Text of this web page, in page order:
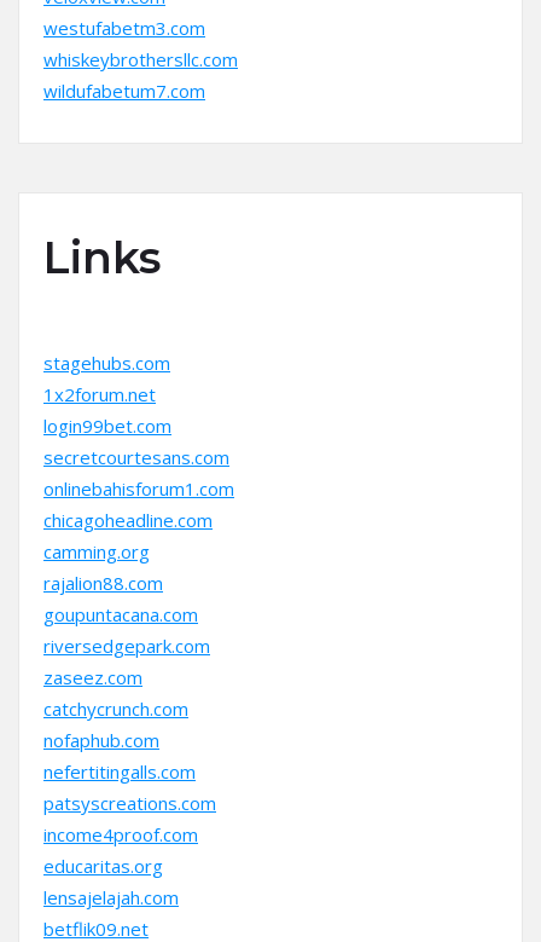
westufabetm3.com
whiskeybrothersllc.com
wildufabetum7.com
Links
stagehubs.com
1x2forum.net
login99bet.com
secretcourtesans.com
onlinebahisforum1.com
chicagoheadline.com
camming.org
rajalion88.com
goupuntacana.com
riversedgepark.com
zaseez.com
catchycrunch.com
nofaphub.com
nefertitingalls.com
patsyscreations.com
income4proof.com
educaritas.org
lensajelajah.com
betflik09.net